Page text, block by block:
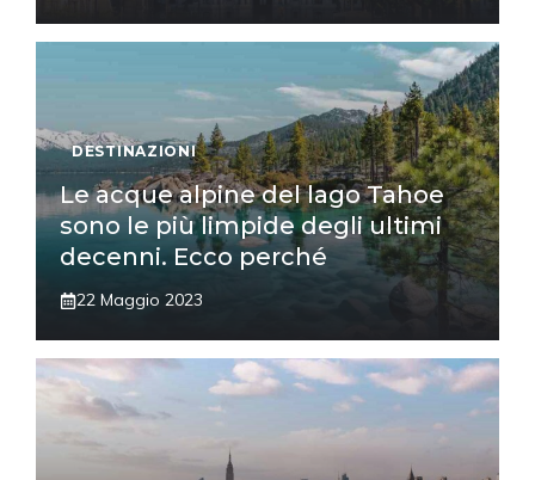
DESTINAZIONI
Le acque alpine del lago Tahoe
sono le più limpide degli ultimi
decenni. Ecco perché
22 Maggio 2023